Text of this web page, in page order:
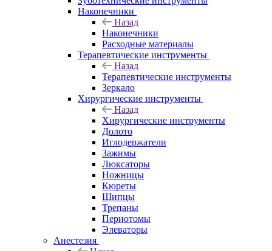
Наконечники
Назад
Наконечники
Расходные материалы
Терапевтические инструменты
Назад
Терапевтические инструменты
Зеркало
Хирургические инструменты
Назад
Хирургические инструменты
Долото
Иглодержатели
Зажимы
Люксаторы
Ножницы
Кюреты
Шипцы
Трепаны
Периотомы
Элеваторы
Анестезия